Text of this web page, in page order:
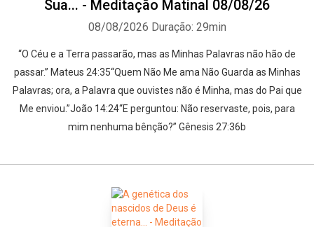
Sua... - Meditação Matinal 08/08/26
08/08/2026 Duração: 29min
“O Céu e a Terra passarão, mas as Minhas Palavras não hão de
passar.” Mateus 24:35“Quem Não Me ama Não Guarda as Minhas
Palavras; ora, a Palavra que ouvistes não é Minha, mas do Pai que
Me enviou.”João 14:24“E perguntou: Não reservaste, pois, para
mim nenhuma bênção?” Gênesis 27:36b